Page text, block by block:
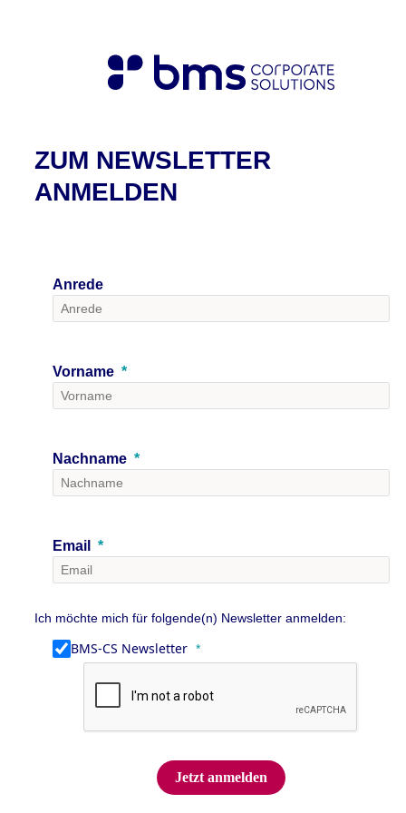
ZUM NEWSLETTER
ANMELDEN
Anrede
Vorname
Nachname
Email
‌Ich möchte mich für folgende(n) Newsletter anmelden:
BMS-CS Newsletter
Jetzt anmelden